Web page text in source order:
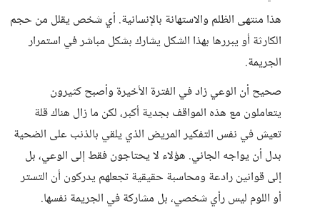
هذا منتهى الظلم والاستهانة بالإنسانية. أي شخص يقلل من حجم
الكارثة أو يبررها بهذا الشكل يشارك بشكل مباشر في استمرار
الجريمة.
صحيح أن الوعي زاد في الفترة الأخيرة وأصبح كثيرون
يتعاملون مع هذه المواقف بجدية أكبر، لكن ما زال هناك قلة
تعيش في نفس التفكير المريض الذي يلقي بالذنب على الضحية
بدل أن يواجه الجاني. هؤلاء لا يحتاجون فقط إلى الوعي، بل
إلى قوانين رادعة ومحاسبة حقيقية تجعلهم يدركون أن التستر
أو اللوم ليس رأي شخصي، بل مشاركة في الجريمة نفسها.